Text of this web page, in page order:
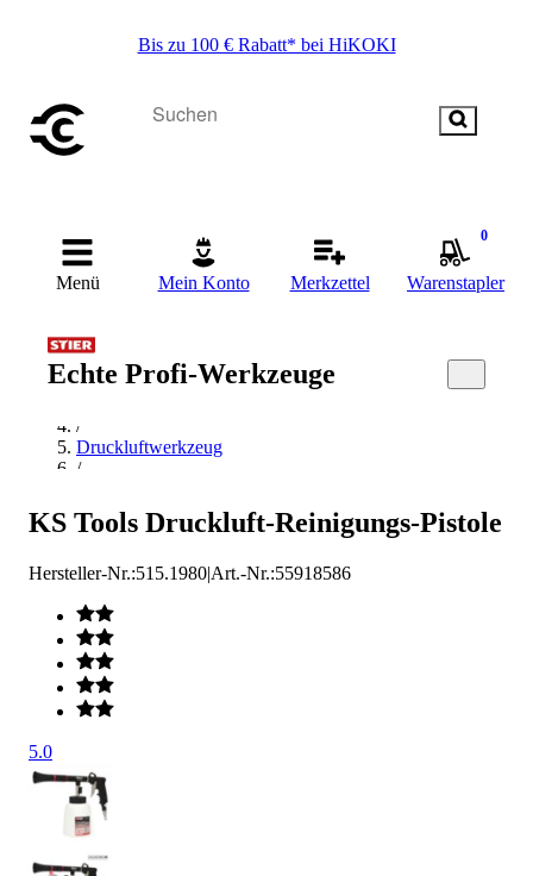
Bis zu 100 € Rabatt* bei HiKOKI
Menü Mein Konto Merkzettel
0
Warenstapler
Echte Profi-Werkzeuge
Startseite
/
/
Druckluftwerkzeug
/
/
KS Tools Ausblaspistole
KS Tools Druckluft-Reinigungs-Pistole
Hersteller-Nr.:515.1980|Art.-Nr.:55918586
5.0